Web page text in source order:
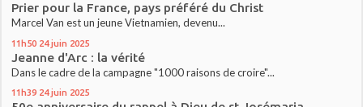
Prier pour la France, pays préféré du Christ
Marcel Van est un jeune Vietnamien, devenu...
11h50 24 juin 2025
Jeanne d'Arc : la vérité
Dans le cadre de la campagne "1000 raisons de croire"...
11h39 24 juin 2025